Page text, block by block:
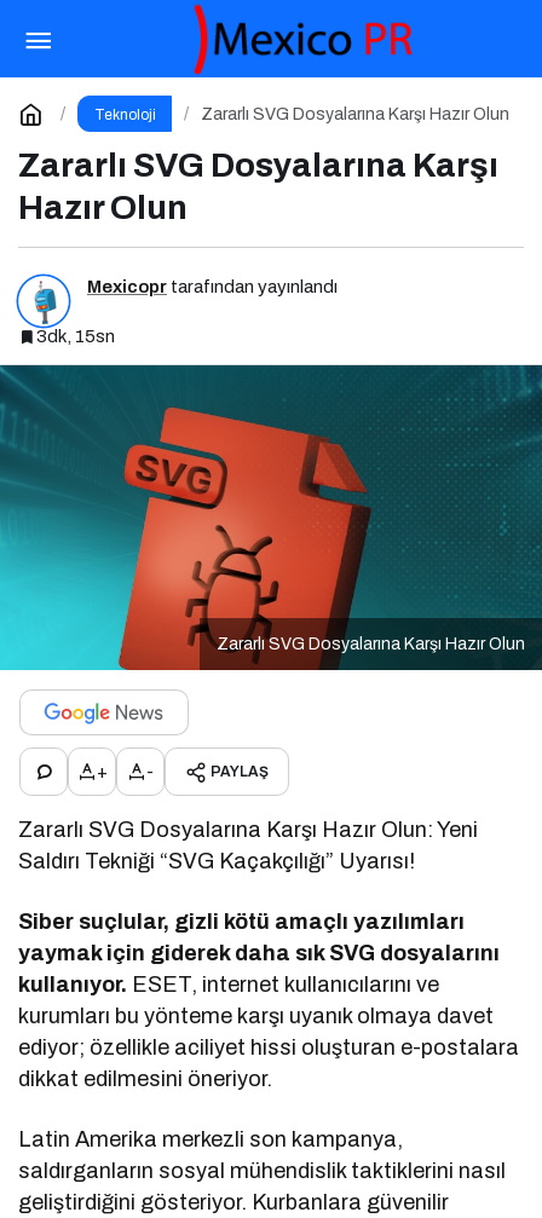
Teknoloji Zararlı SVG Dosyalarına Karşı Hazır Olun
Zararlı SVG Dosyalarına Karşı
Hazır Olun
Mexicopr tarafından yayınlandı
3dk, 15sn
Zararlı SVG Dosyalarına Karşı Hazır Olun
+ - PAYLAŞ
Zararlı SVG Dosyalarına Karşı Hazır Olun: Yeni
Saldırı Tekniği “SVG Kaçakçılığı” Uyarısı!
Siber suçlular, gizli kötü amaçlı yazılımları
yaymak için giderek daha sık SVG dosyalarını
kullanıyor. ESET, internet kullanıcılarını ve
kurumları bu yönteme karşı uyanık olmaya davet
ediyor; özellikle aciliyet hissi oluşturan e-postalara
dikkat edilmesini öneriyor.
Latin Amerika merkezli son kampanya,
saldırganların sosyal mühendislik taktiklerini nasıl
geliştirdiğini gösteriyor. Kurbanlara güvenilir
Asla Güvenme, Her Zaman Doğrula: Şirketler
İçin Parola Güvenliği Alarmı
Yorum Yap